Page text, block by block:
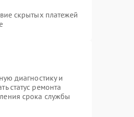
скрытых платежей
диагностику и
статус ремонта
срока службы